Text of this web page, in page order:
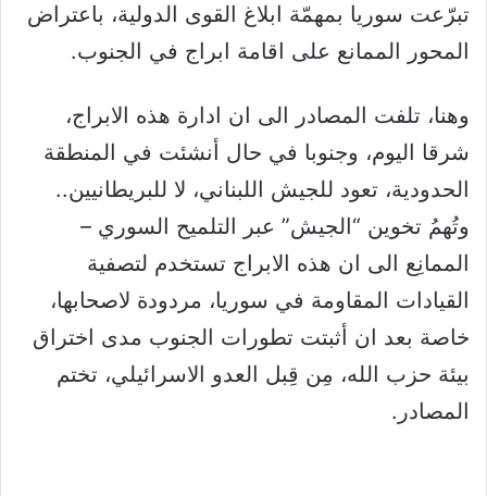
تبرّعت سوريا بمهمّة ابلاغ القوى الدولية، باعتراض
المحور الممانع على اقامة ابراج في الجنوب.
وهنا، تلفت المصادر الى ان ادارة هذه الابراج،
شرقا اليوم، وجنوبا في حال أنشئت في المنطقة
الحدودية، تعود للجيش اللبناني، لا للبريطانيين..
وتُهمُ تخوين “الجيش” عبر التلميح السوري –
الممانِع الى ان هذه الابراج تستخدم لتصفية
القيادات المقاومة في سوريا، مردودة لاصحابها،
خاصة بعد ان أثبتت تطورات الجنوب مدى اختراق
بيئة حزب الله، مِن قِبل العدو الاسرائيلي، تختم
المصادر.